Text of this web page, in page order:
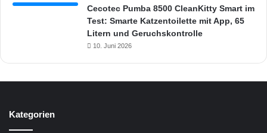
Cecotec Pumba 8500 CleanKitty Smart im
Test: Smarte Katzentoilette mit App, 65
Litern und Geruchskontrolle
10. Juni 2026
Kategorien